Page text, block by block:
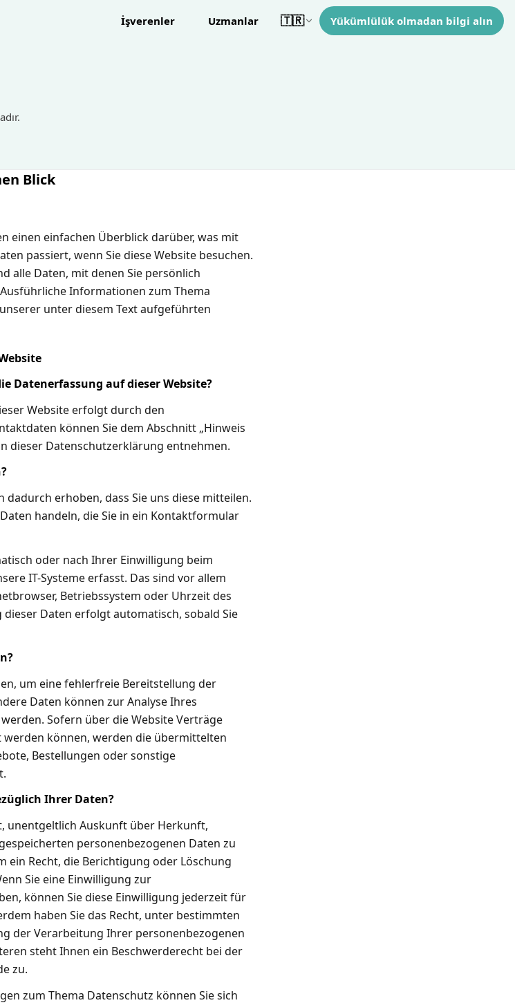
İşverenler Uzmanlar 🇹🇷Turkce Yükümlülük olmadan bilgi alın
Blick
einen einfachen Überblick darüber, was mit
passiert, wenn Sie diese Website besuchen.
alle Daten, mit denen Sie persönlich
Informationen zum Thema
unter diesem Text aufgeführten
Datenerfassung auf dieser Website?
Website erfolgt durch den
können Sie dem Abschnitt „Hinweis
dieser Datenschutzerklärung entnehmen.
erhoben, dass Sie uns diese mitteilen.
handeln, die Sie in ein Kontaktformular
oder nach Ihrer Einwilligung beim
IT-Systeme erfasst. Das sind vor allem
Betriebssystem oder Uhrzeit des
Daten erfolgt automatisch, sobald Sie
um eine fehlerfreie Bereitstellung der
Daten können zur Analyse Ihres
Sofern über die Website Verträge
werden können, werden die übermittelten
Bestellungen oder sonstige
Ihrer Daten?
unentgeltlich Auskunft über Herkunft,
personenbezogenen Daten zu
ein Recht, die Berichtigung oder Löschung
Sie eine Einwilligung zur
können Sie diese Einwilligung jederzeit für
haben Sie das Recht, unter bestimmten
der Verarbeitung Ihrer personenbezogenen
steht Ihnen ein Beschwerderecht bei der
zu.
zum Thema Datenschutz können Sie sich